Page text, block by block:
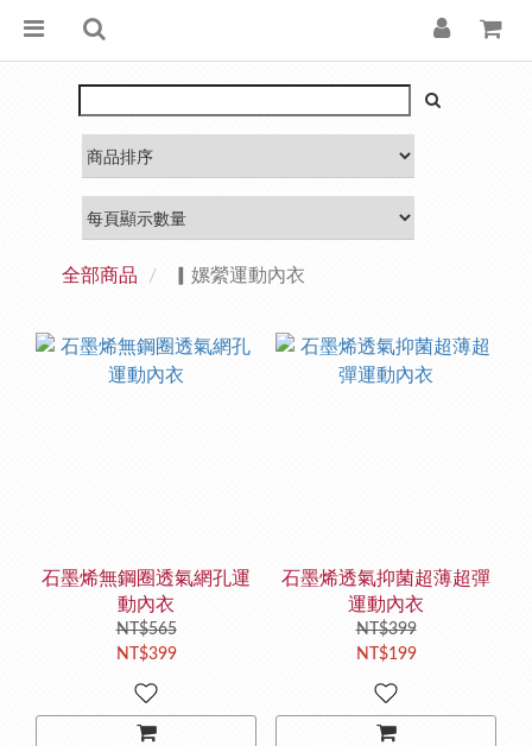
全部商品 ▎嫘縈運動內衣
石墨烯無鋼圈透氣網孔運
動內衣
NT$565
NT$399
石墨烯透氣抑菌超薄超彈
運動內衣
NT$399
NT$199